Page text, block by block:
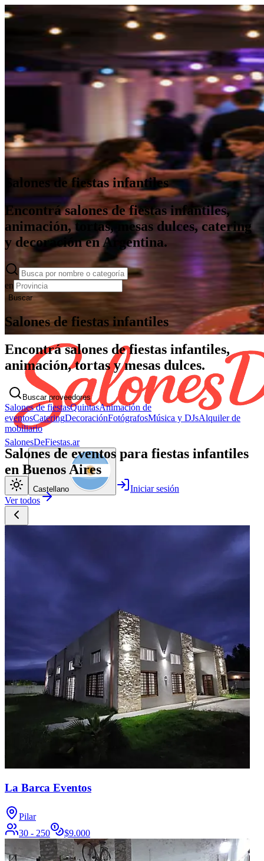
SalonesDeFiestas.ar
Castellano Iniciar sesión
Salones de fiestas infantiles
Encontrá salones de fiestas infantiles,
animación, tortas, mesas dulces, catering
y decoración en Argentina.
en
Buscar
Salones de fiestas infantiles
Encontrá salones de fiestas infantiles,
animación, tortas y mesas dulces.
Buscar proveedores
Salones de fiestasQuintasAnimación de
eventosCateringDecoraciónFotógrafosMúsica y DJsAlquiler de
mobiliario
Salones de eventos para fiestas infantiles
en Buenos Aires
Ver todos
La Barca Eventos
Pilar
30 - 250
$9.000